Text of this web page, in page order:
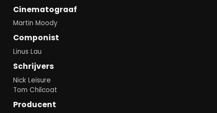
Cinematograaf
Martin Moody
Componist
Linus Lau
Schrijvers
Nick Leisure
Tom Chilcoat
Producent